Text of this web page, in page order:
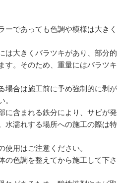
であっても色調や模様は大きく
は大きくバラツキがあり、部分的
す。そのため、重量にはバラツキ
場合は施工前に予め強制的に剥が
。
に含まれる鉄分により、サビが発
水濡れする場所への施工の際は特
用はご注意ください。
色調を整えてから施工して下さ